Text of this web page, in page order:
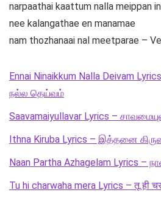
narpaathai kaattum nalla meippan
nee kalangathae en manamae
nam thozhanaai nal meetparae –
Ennai Ninaikkum Nalla Deivam
நல்ல தெய்வம்
Saavamaiyullavar Lyrics –
Ithna Kiruba Lyrics – இத்தனை
Naan Partha Azhagelam Lyrics –
Tu hi charwaha mera Lyrics – तू ही